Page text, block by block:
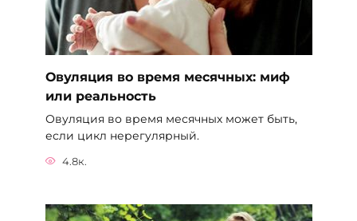
Овуляция во время месячных: миф
или реальность
Овуляция во время месячных может быть,
если цикл нерегулярный.
4.8к.